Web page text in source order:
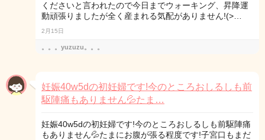
くださいと言われたので今日までウォーキング、昇降運
動頑張りましたが全く産まれる気配がありません!(>…
2月15日
。。。yuzuzu。。。
妊娠40w5dの初妊婦です!今のところおしるしも前
駆陣痛もありません💦たま…
妊娠40w5dの初妊婦です!今のところおしるしも前駆陣痛
もありません💦たまにお腹が張る程度です!子宮口もまだ